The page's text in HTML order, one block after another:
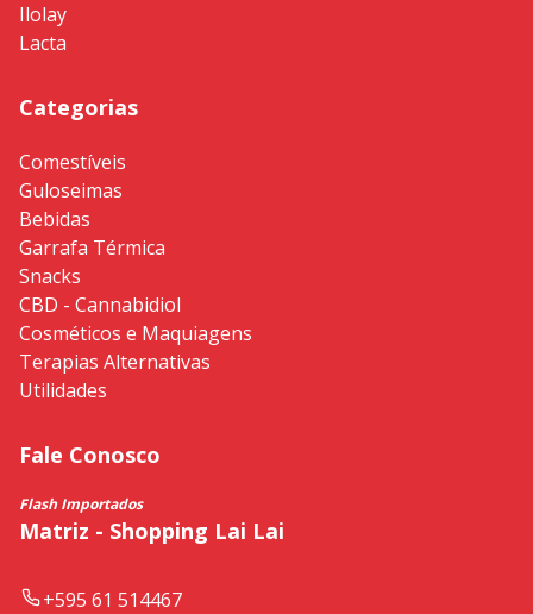
Ilolay
Lacta
Categorias
Comestíveis
Guloseimas
Bebidas
Garrafa Térmica
Snacks
CBD - Cannabidiol
Cosméticos e Maquiagens
Terapias Alternativas
Utilidades
Fale Conosco
Flash Importados
Matriz - Shopping Lai Lai
+595 61 514467